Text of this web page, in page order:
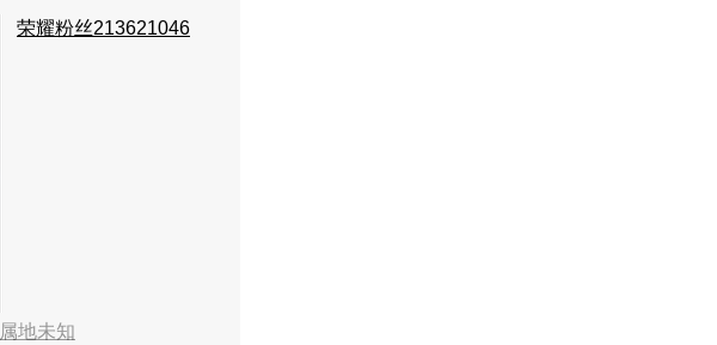
荣耀粉丝213621046
属地未知